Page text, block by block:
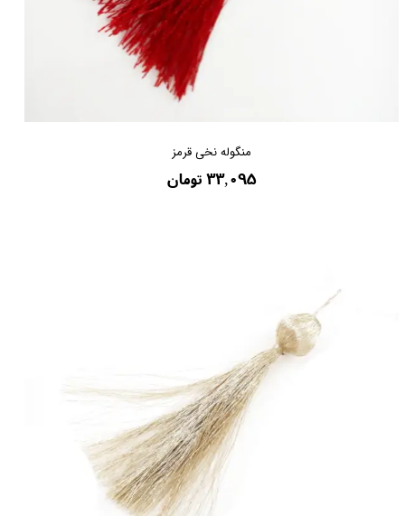
منگوله نخی قرمز
۳۳,۰۹۵ تومان